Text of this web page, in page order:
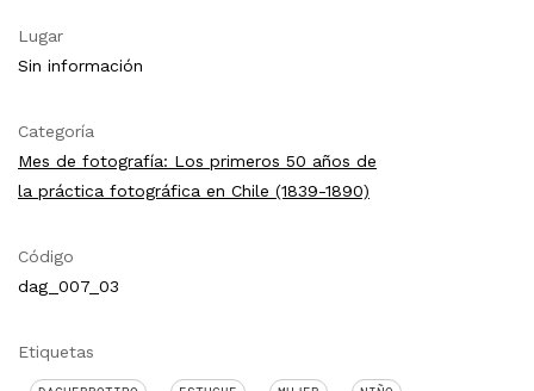
Lugar
Sin información
Categoría
Mes de fotografía: Los primeros 50 años de
la práctica fotográfica en Chile (1839-1890)
Código
dag_007_03
Etiquetas